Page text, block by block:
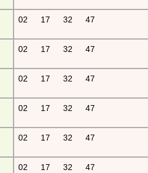
02 17 32 47
02 17 32 47
02 17 32 47
02 17 32 47
02 17 32 47
02 17 32 47